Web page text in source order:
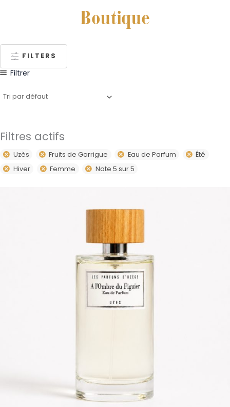
Boutique
FILTERS
Filtrer
Filtres actifs
Uzès Fruits de Garrigue Eau de Parfum
Été
Hiver
Femme Note 5 sur 5
a
plusieurs
variations.
Les
options
peuvent
être
choisies
sur
la